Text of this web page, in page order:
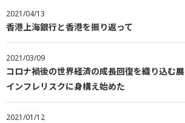
2021/04/13
香港上海銀行と香港を振り返って
2021/03/09
コロナ禍後の世界経済の成長回復を織り込む
インフレリスクに身構え始めた
2021/01/12